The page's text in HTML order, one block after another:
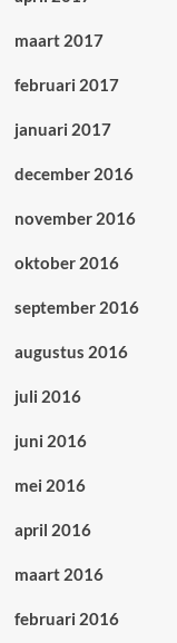
maart 2017
februari 2017
januari 2017
december 2016
november 2016
oktober 2016
september 2016
augustus 2016
juli 2016
juni 2016
mei 2016
april 2016
maart 2016
februari 2016